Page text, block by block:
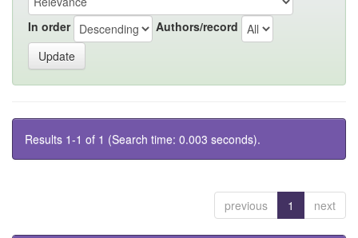
In order Authors/record
Results 1-1 of 1 (Search time: 0.003 seconds).
previous 1 next